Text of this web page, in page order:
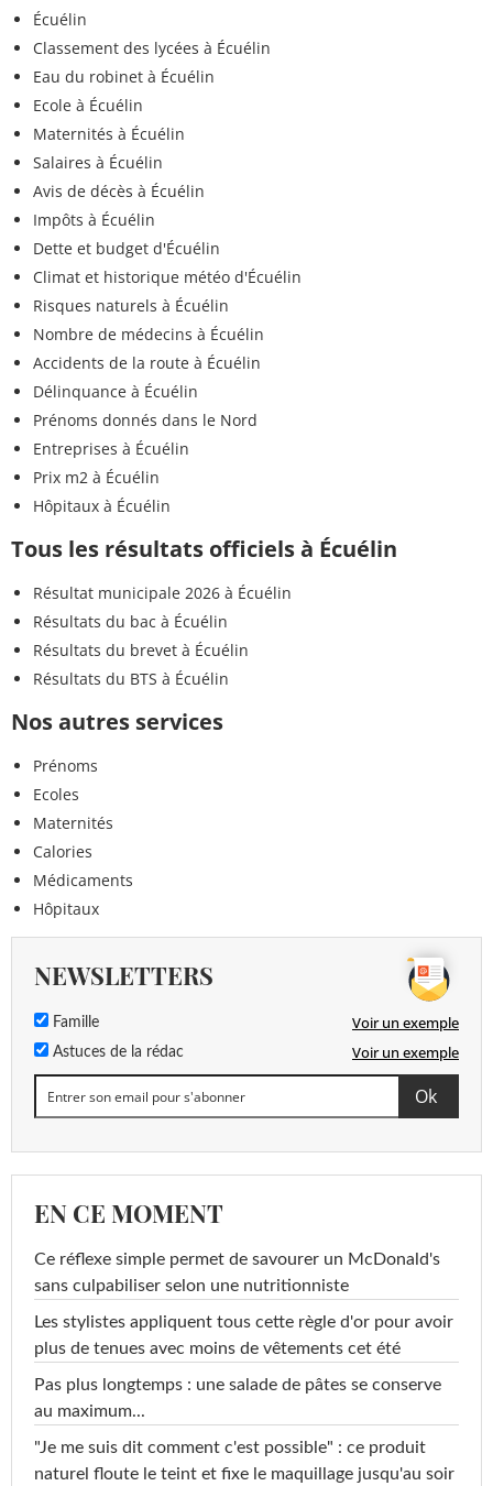
Écuélin
Classement des lycées à Écuélin
Eau du robinet à Écuélin
Ecole à Écuélin
Maternités à Écuélin
Salaires à Écuélin
Avis de décès à Écuélin
Impôts à Écuélin
Dette et budget d'Écuélin
Climat et historique météo d'Écuélin
Risques naturels à Écuélin
Nombre de médecins à Écuélin
Accidents de la route à Écuélin
Délinquance à Écuélin
Prénoms donnés dans le Nord
Entreprises à Écuélin
Prix m2 à Écuélin
Hôpitaux à Écuélin
Tous les résultats officiels à Écuélin
Résultat municipale 2026 à Écuélin
Résultats du bac à Écuélin
Résultats du brevet à Écuélin
Résultats du BTS à Écuélin
Nos autres services
Prénoms
Ecoles
Maternités
Calories
Médicaments
Hôpitaux
NEWSLETTERS
Famille Voir un exemple
Astuces de la rédac Voir un exemple
EN CE MOMENT
Ce réflexe simple permet de savourer un McDonald's
sans culpabiliser selon une nutritionniste
Les stylistes appliquent tous cette règle d'or pour avoir
plus de tenues avec moins de vêtements cet été
Pas plus longtemps : une salade de pâtes se conserve
au maximum...
"Je me suis dit comment c'est possible" : ce produit
naturel floute le teint et fixe le maquillage jusqu'au soir